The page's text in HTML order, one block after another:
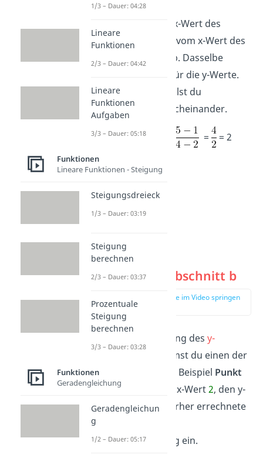
Ziehe zuerst den x-Wert des
zweitenPunktes, vom x-Wert des
ersten Punktes ab. Dasselbe
machst du auch für die y-Werte.
Die Ergebnisse teilst du
anschließend durcheinander.
m= = = 2
Schritt 2: y-Abschnitt b
zur Stelle im Video springen
Für die Bestimmung desy-
nimmst du einen der
Punkte, in diesem Beispiel Punkt
A(2|1 ). Setze den x-Wert2, den y-
Wert1und die vorher errechnete
Geradengleichung ein.
1/3 – Dauer: 04:28
Lineare
Funktionen
2/3 – Dauer: 04:42
Lineare
Funktionen
Aufgaben
3/3 – Dauer: 05:18
Funktionen
Lineare Funktionen - Steigung
Steigungsdreieck
1/3 – Dauer: 03:19
Steigung
berechnen
2/3 – Dauer: 03:37
Prozentuale
Steigung
berechnen
3/3 – Dauer: 03:28
Funktionen
Geradengleichung
Geradengleichun
g
1/2 – Dauer: 05:17